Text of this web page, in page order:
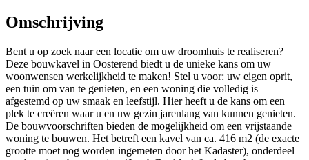
Omschrijving
Bent u op zoek naar een locatie om uw droomhuis te realiseren?
Deze bouwkavel in Oosterend biedt u de unieke kans om uw
woonwensen werkelijkheid te maken! Stel u voor: uw eigen oprit,
een tuin om van te genieten, en een woning die volledig is
afgestemd op uw smaak en leefstijl. Hier heeft u de kans om een
plek te creëren waar u en uw gezin jarenlang van kunnen genieten.
De bouwvoorschriften bieden de mogelijkheid om een vrijstaande
woning te bouwen. Het betreft een kavel van ca. 416 m2 (de exacte
grootte moet nog worden ingemeten door het Kadaster), onderdeel